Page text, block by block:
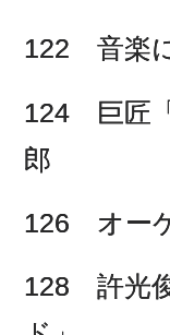
122 音楽
124 巨匠
郎
126 オー
128 許光